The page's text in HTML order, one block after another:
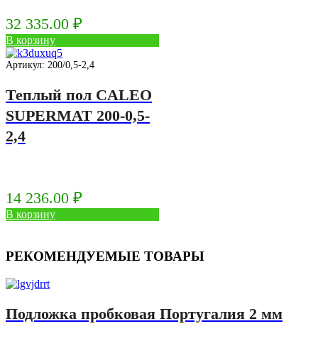
32 335.00 ₽
В корзину
Артикул: 200/0,5-2,4
Теплый пол CALEO
SUPERMAT 200-0,5-
2,4
14 236.00 ₽
В корзину
РЕКОМЕНДУЕМЫЕ ТОВАРЫ
Подложка пробковая Португалия 2 мм